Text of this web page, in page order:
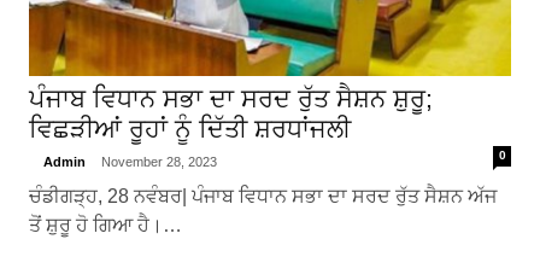
ਪੰਜਾਬ ਵਿਧਾਨ ਸਭਾ ਦਾ ਸਰਦ ਰੁੱਤ ਸੈਸ਼ਨ ਸ਼ੁਰੂ;
ਵਿਛੜੀਆਂ ਰੂਹਾਂ ਨੂੰ ਦਿੱਤੀ ਸ਼ਰਧਾਂਜਲੀ
Admin November 28, 2023 0
ਚੰਡੀਗੜ੍ਹ, 28 ਨਵੰਬਰ| ਪੰਜਾਬ ਵਿਧਾਨ ਸਭਾ ਦਾ ਸਰਦ ਰੁੱਤ ਸੈਸ਼ਨ ਅੱਜ
ਤੋਂ ਸ਼ੁਰੂ ਹੋ ਗਿਆ ਹੈ।…